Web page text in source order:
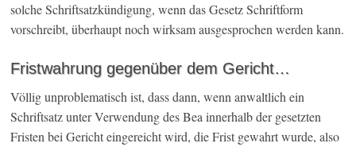
solche Schriftsatzkündigung, wenn das Gesetz Schriftform
vorschreibt, überhaupt noch wirksam ausgesprochen werden kann.
Fristwahrung gegenüber dem Gericht…
Völlig unproblematisch ist, dass dann, wenn anwaltlich ein
Schriftsatz unter Verwendung des Bea innerhalb der gesetzten
Fristen bei Gericht eingereicht wird, die Frist gewahrt wurde, also